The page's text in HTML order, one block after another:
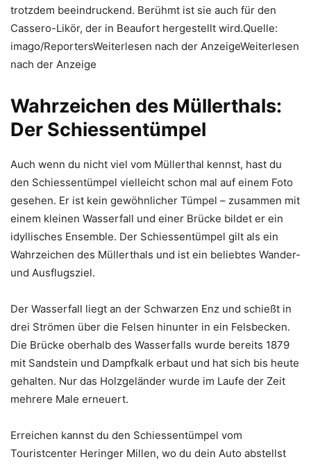
trotzdem beeindruckend. Berühmt ist sie auch für den
Cassero-Likör, der in Beaufort hergestellt wird.Quelle:
imago/ReportersWeiterlesen nach der AnzeigeWeiterlesen
nach der Anzeige
Wahrzeichen des Müllerthals:
Der Schiessentümpel
Auch wenn du nicht viel vom Müllerthal kennst, hast du
den Schiessentümpel vielleicht schon mal auf einem Foto
gesehen. Er ist kein gewöhnlicher Tümpel – zusammen mit
einem kleinen Wasserfall und einer Brücke bildet er ein
idyllisches Ensemble. Der Schiessentümpel gilt als ein
Wahrzeichen des Müllerthals und ist ein beliebtes Wander-
und Ausflugsziel.
Der Wasserfall liegt an der Schwarzen Enz und schießt in
drei Strömen über die Felsen hinunter in ein Felsbecken.
Die Brücke oberhalb des Wasserfalls wurde bereits 1879
mit Sandstein und Dampfkalk erbaut und hat sich bis heute
gehalten. Nur das Holzgeländer wurde im Laufe der Zeit
mehrere Male erneuert.
Erreichen kannst du den Schiessentümpel vom
Touristcenter Heringer Millen, wo du dein Auto abstellst